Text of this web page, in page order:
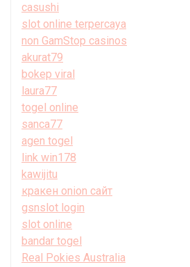
casushi
slot online terpercaya
non GamStop casinos
akurat79
bokep viral
laura77
togel online
sanca77
agen togel
link win178
kawijitu
кракен onion сайт
gsnslot login
slot online
bandar togel
Real Pokies Australia